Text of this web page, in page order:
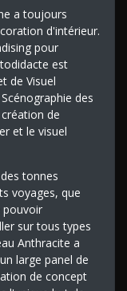
a toujours
d'intérieur.
pour
est
de Visuel
des
de
et le visuel
tonnes
voyages, que
pouvoir
sur tous types
Anthracite a
large panel de
de concept